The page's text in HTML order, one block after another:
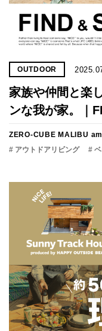
OUTDOOR
家族や仲間と楽
ンな我が家。｜
ZERO-CUBE MALIBU
# アウトドアリビング
#